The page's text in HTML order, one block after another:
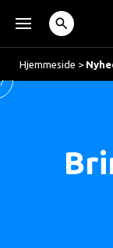
Hjemmeside >